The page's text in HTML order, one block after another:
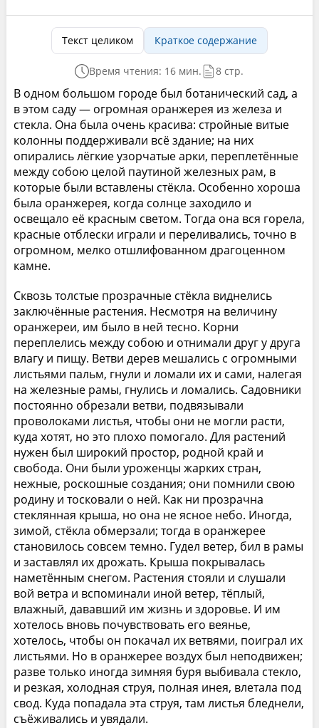
Текст целиком Краткое содержание
Время чтения: 16 мин. 8 стр.
В одном большом городе был ботанический сад, а
в этом саду — огромная оранжерея из железа и
стекла. Она была очень красива: стройные витые
колонны поддерживали всё здание; на них
опирались лёгкие узорчатые арки, переплетённые
между собою целой паутиной железных рам, в
которые были вставлены стёкла. Особенно хороша
была оранжерея, когда солнце заходило и
освещало её красным светом. Тогда она вся горела,
красные отблески играли и переливались, точно в
огромном, мелко отшлифованном драгоценном
камне.
Сквозь толстые прозрачные стёкла виднелись
заключённые растения. Несмотря на величину
оранжереи, им было в ней тесно. Корни
переплелись между собою и отнимали друг у друга
влагу и пищу. Ветви дерев мешались с огромными
листьями пальм, гнули и ломали их и сами, налегая
на железные рамы, гнулись и ломались. Садовники
постоянно обрезали ветви, подвязывали
проволоками листья, чтобы они не могли расти,
куда хотят, но это плохо помогало. Для растений
нужен был широкий простор, родной край и
свобода. Они были уроженцы жарких стран,
нежные, роскошные создания; они помнили свою
родину и тосковали о ней. Как ни прозрачна
стеклянная крыша, но она не ясное небо. Иногда,
зимой, стёкла обмерзали; тогда в оранжерее
становилось совсем темно. Гудел ветер, бил в рамы
и заставлял их дрожать. Крыша покрывалась
наметённым снегом. Растения стояли и слушали
вой ветра и вспоминали иной ветер, тёплый,
влажный, дававший им жизнь и здоровье. И им
хотелось вновь почувствовать его веянье,
хотелось, чтобы он покачал их ветвями, поиграл их
листьями. Но в оранжерее воздух был неподвижен;
разве только иногда зимняя буря выбивала стекло,
и резкая, холодная струя, полная инея, влетала под
свод. Куда попадала эта струя, там листья бледнели,
съёживались и увядали.